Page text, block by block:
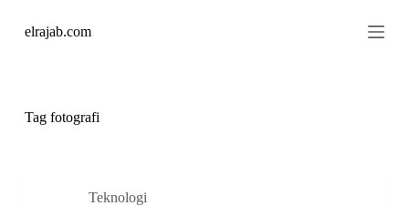
kelrajab.com
Tagfotografi
Teknologi